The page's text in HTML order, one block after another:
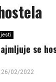
se
26/02/2022